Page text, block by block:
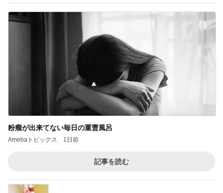
粉瘤が出来てない毎日の重曹風呂
Amebaトピックス 1日前
記事を読む